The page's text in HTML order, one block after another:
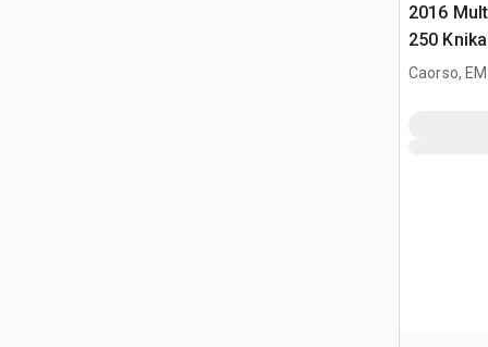
2016
250
Caorso,